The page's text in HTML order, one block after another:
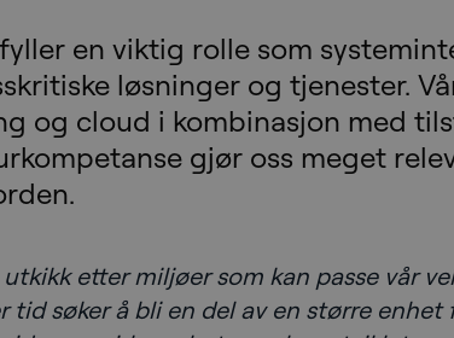
en viktig rolle som
løsninger og tjenester.
og cloud i kombinasjon med
gjør oss meget
etter miljøer som kan passe vår
tid søker å bli en del av en større